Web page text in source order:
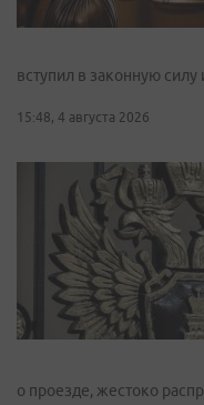
вступил в законную
15:48, 4 августа 2026
о проезде, жестоко